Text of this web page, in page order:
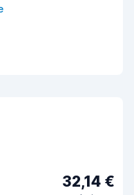
32,14 €